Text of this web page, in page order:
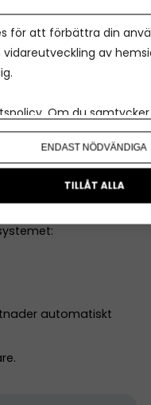
integreras med
automatiskt förs
av
mycket
automatiskt
för att förbättra din
av
. Om du
hittar du den
ENDAST NÖDVÄNDIGA
TILLÅT ALLA